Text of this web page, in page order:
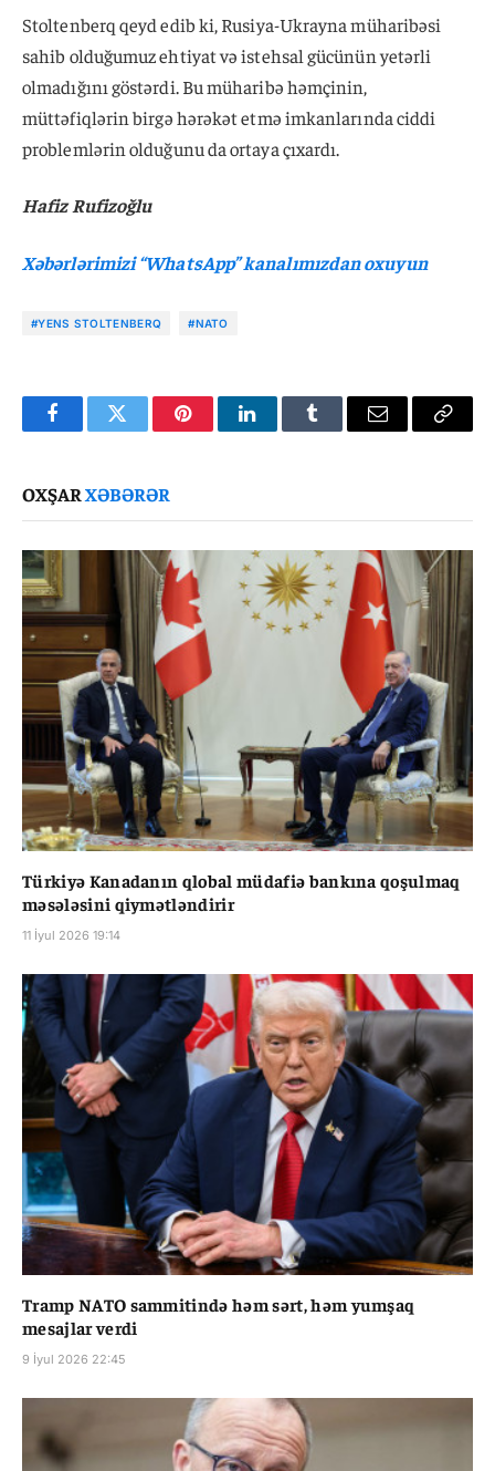
Stoltenberq qeyd edib ki, Rusiya-Ukrayna müharibəsi
sahib olduğumuz ehtiyat və istehsal gücünün yetərli
olmadığını göstərdi. Bu müharibə həmçinin,
müttəfiqlərin birgə hərəkət etmə imkanlarında ciddi
problemlərin olduğunu da ortaya çıxardı.
Hafiz Rufizoğlu
Xəbərlərimizi “WhatsApp” kanalımızdan oxuyun
#YENS STOLTENBERQ #NATO
FacebookTwitter PinterestLinkedInTumblr Email
Copy
OXŞARXƏBƏRƏR
Türkiyə Kanadanın qlobal müdafiə bankına qoşulmaq
məsələsini qiymətləndirir
11 İyul 2026 19:14
Tramp NATO sammitində həm sərt, həm yumşaq
mesajlar verdi
9 İyul 2026 22:45